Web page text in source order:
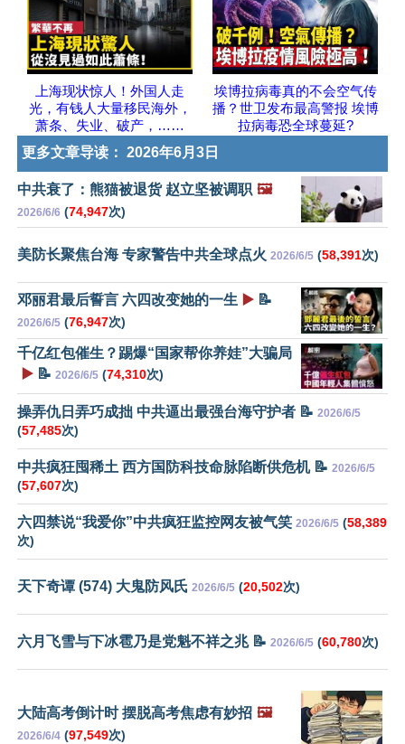
上海现状惊人！外国人走
光，有钱人大量移民海外，
萧条、失业、破产，……
埃博拉病毒真的不会空气传
播？世卫发布最高警报 埃博
拉病毒恐全球蔓延?
更多文章导读： 2026年6月3日
中共衰了：熊猫被退货 赵立坚被调职 🖼️
2026/6/6 (74,947次)
美防长聚焦台海 专家警告中共全球点火 2026/6/5 (58,391次)
邓丽君最后誓言 六四改变她的一生 ▶️ 📝
2026/6/5 (76,947次)
千亿红包催生？踢爆“国家帮你养娃”大骗局
▶️ 📝 2026/6/5 (74,310次)
操弄仇日弄巧成拙 中共逼出最强台海守护者 📝 2026/6/5
(57,485次)
中共疯狂囤稀土 西方国防科技命脉陷断供危机 📝 2026/6/5
(57,607次)
六四禁说“我爱你”中共疯狂监控网友被气笑 2026/6/5 (58,389
次)
天下奇谭 (574) 大鬼防风氏 2026/6/5 (20,502次)
六月飞雪与下冰雹乃是党魁不祥之兆 📝 2026/6/5 (60,780次)
大陆高考倒计时 摆脱高考焦虑有妙招 🖼️
2026/6/4 (97,549次)